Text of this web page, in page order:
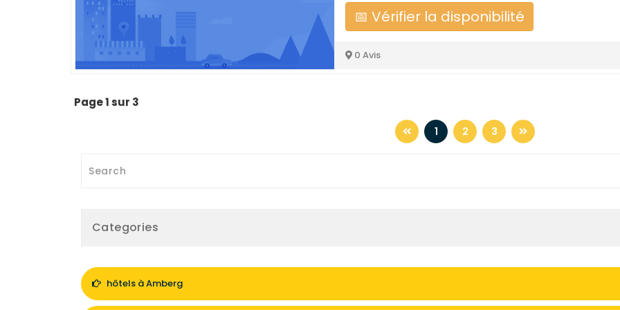
📅 Vérifier la disponibilité
0 Avis
Page 1 sur 3
1 2 3
Categories
hôtels à Amberg